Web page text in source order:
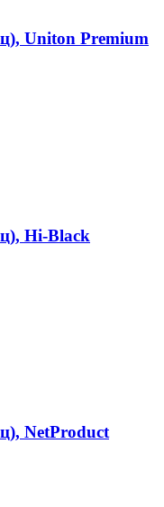
Uniton Premium
Hi-Black
NetProduct